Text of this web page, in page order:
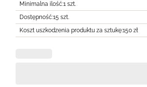
Minimalna ilość:1 szt.
Dostępność:15 szt.
Koszt uszkodzenia produktu za sztukę:150 zł